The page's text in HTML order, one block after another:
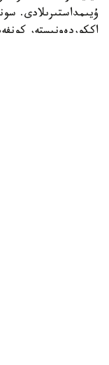
ۇيىمداستىرىلادى.